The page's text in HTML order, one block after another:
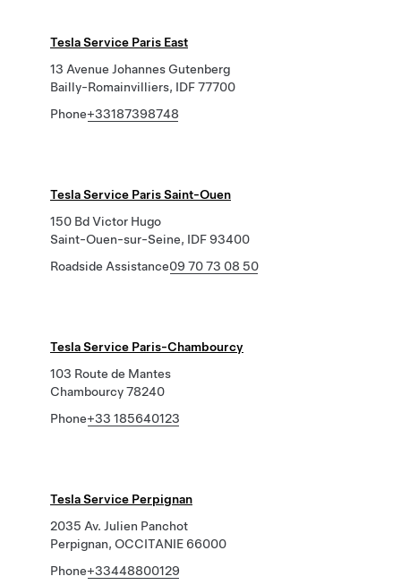
Tesla Service Paris East
13 Avenue Johannes Gutenberg
Bailly-Romainvilliers, IDF 77700
Phone+33187398748
Tesla Service Paris Saint-Ouen
150 Bd Victor Hugo
Saint-Ouen-sur-Seine, IDF 93400
Roadside Assistance09 70 73 08 50
Tesla Service Paris-Chambourcy
103 Route de Mantes
Chambourcy 78240
Phone+33 185640123
Tesla Service Perpignan
2035 Av. Julien Panchot
Perpignan, OCCITANIE 66000
Phone+33448800129